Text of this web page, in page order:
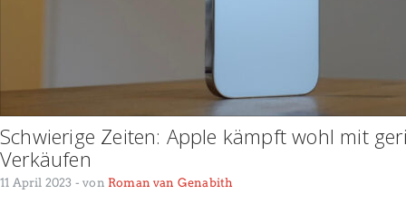
Schwierige Zeiten: Apple kämpft wohl mit
Verkäufen
11 April 2023 - von Roman van Genabith